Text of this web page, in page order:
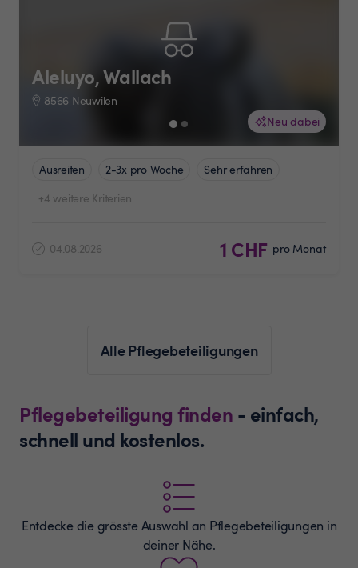
Neu dabei
Aleluyo, Wallach
8566 Neuwilen
Ausreiten 2-3x pro Woche
Sehr erfahren
+4 weitere Kriterien
04.08.2026 1 CHF pro Monat
Alle Pflegebeteiligungen
Pflegebeteiligung finden - einfach,
schnell und kostenlos.
Entdecke die grösste Auswahl an Pflegebeteiligungen in
deiner Nähe.